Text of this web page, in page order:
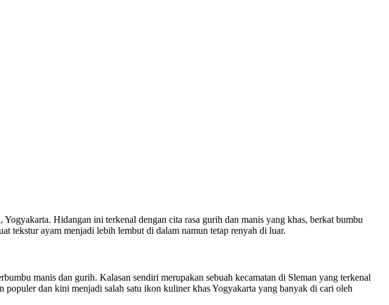
Hidangan ini terkenal dengan cita rasa gurih dan manis yang khas, berkat bumbu
tekstur ayam menjadi lebih lembut di dalam namun tetap renyah di luar.
manis dan gurih. Kalasan sendiri merupakan sebuah kecamatan di Sleman yang terkenal
dan kini menjadi salah satu ikon kuliner khas Yogyakarta yang banyak di cari oleh